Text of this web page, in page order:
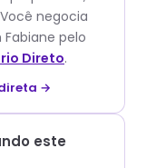
Você negocia
Fabiane pelo
Direto.
→
este